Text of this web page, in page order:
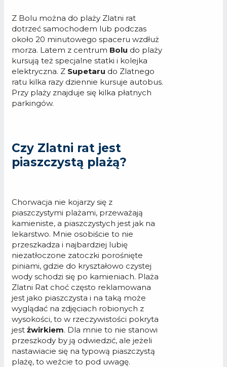
Z Bolu można do plaży Zlatni rat
dotrzeć samochodem lub podczas
około 20 minutowego spaceru wzdłuż
morza. Latem z centrum Bolu do plaży
kursują też specjalne statki i kolejka
elektryczna. Z Supetaru do Zlatnego
ratu kilka razy dziennie kursuje autobus.
Przy plaży znajduje się kilka płatnych
parkingów.
Czy Zlatni rat jest
piaszczystą plażą?
Chorwacja nie kojarzy się z
piaszczystymi plażami, przeważają
kamieniste, a piaszczystych jest jak na
lekarstwo. Mnie osobiście to nie
przeszkadza i najbardziej lubię
niezatłoczone zatoczki porośnięte
piniami, gdzie do kryształowo czystej
wody schodzi się po kamieniach. Plaża
Zlatni Rat choć często reklamowana
jest jako piaszczysta i na taką może
wyglądać na zdjęciach robionych z
wysokości, to w rzeczywistości pokryta
jest żwirkiem. Dla mnie to nie stanowi
przeszkody by ją odwiedzić, ale jeżeli
nastawiacie się na typową piaszczystą
plażę, to weźcie to pod uwagę.